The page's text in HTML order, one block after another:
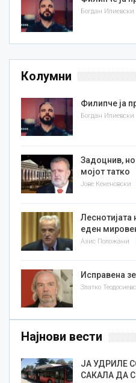
Богдан Илиевски
Колумни
Филипче ја
Богдан Илиевски
Задоцнив,
мојот татко
Јове Кекеновски
Леснотијата
еден
Азис Положани
Исправена
Најнови вести
ЈА УДРИЛЕ
САКАЛА ДА